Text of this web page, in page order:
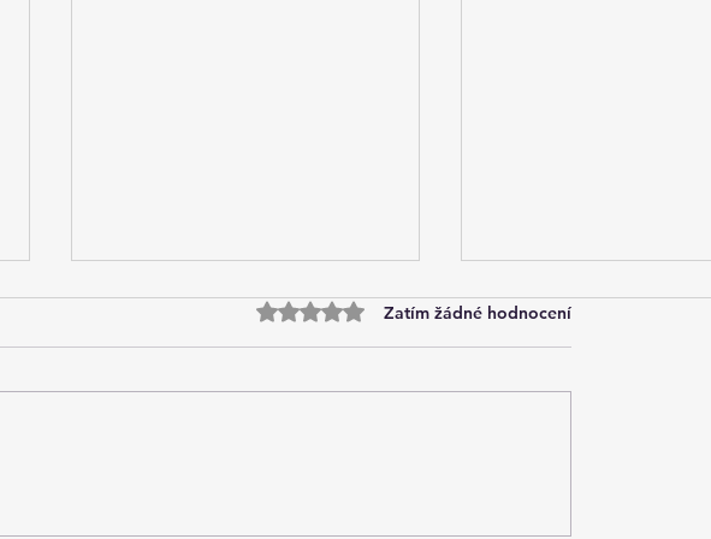
Hodnoceno 0 z 5 hvězdiček.
Zatím žádné hodnocení